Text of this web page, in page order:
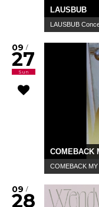
LAUSBUB
LAUSBUB
09 /
27
Sun
COMEBACK
COMEBACK
09 /
28